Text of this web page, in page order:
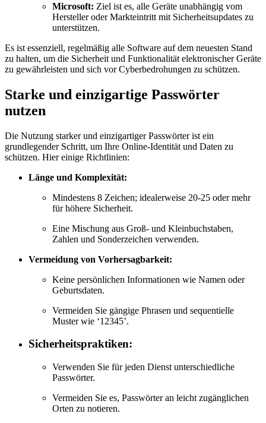
Microsoft: Ziel ist es, alle Geräte unabhängig vom
Hersteller oder Markteintritt mit Sicherheitsupdates zu
unterstützen.
Es ist essenziell, regelmäßig alle Software auf dem neuesten Stand
zu halten, um die Sicherheit und Funktionalität elektronischer Geräte
zu gewährleisten und sich vor Cyberbedrohungen zu schützen.
Starke und einzigartige Passwörter
nutzen
Die Nutzung starker und einzigartiger Passwörter ist ein
grundlegender Schritt, um Ihre Online-Identität und Daten zu
schützen. Hier einige Richtlinien:
Länge und Komplexität:
Mindestens 8 Zeichen; idealerweise 20-25 oder mehr
für höhere Sicherheit.
Eine Mischung aus Groß- und Kleinbuchstaben,
Zahlen und Sonderzeichen verwenden.
Vermeidung von Vorhersagbarkeit:
Keine persönlichen Informationen wie Namen oder
Geburtsdaten.
Vermeiden Sie gängige Phrasen und sequentielle
Muster wie ‘12345’.
Sicherheitspraktiken:
Verwenden Sie für jeden Dienst unterschiedliche
Passwörter.
Vermeiden Sie es, Passwörter an leicht zugänglichen
Orten zu notieren.